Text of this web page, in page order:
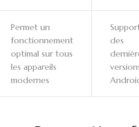
des
Permet un
fonctionnement
optimal sur tous
les appareils
modernes